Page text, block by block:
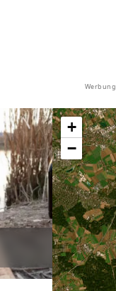
Werbung
4.4
+
−